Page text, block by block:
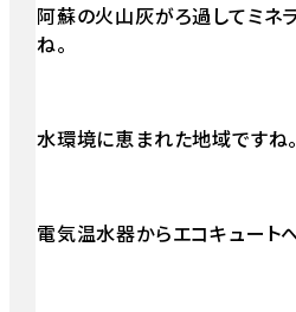
阿蘇の火山灰がろ過してミネ
ね。
水環境に恵まれた地域ですね。
電気温水器からエコキュート